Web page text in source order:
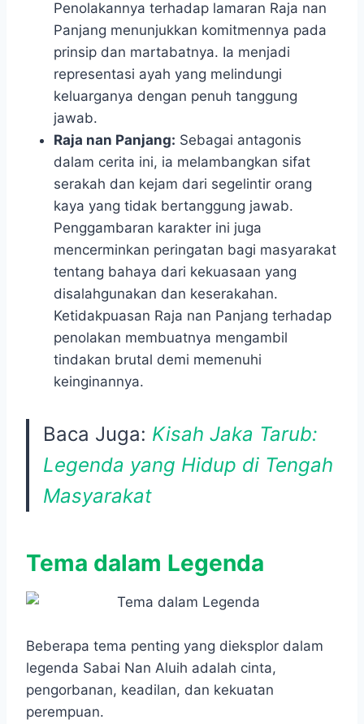
Penolakannya terhadap lamaran Raja nan
Panjang menunjukkan komitmennya pada
prinsip dan martabatnya. Ia menjadi
representasi ayah yang melindungi
keluarganya dengan penuh tanggung
jawab.
Raja nan Panjang: Sebagai antagonis
dalam cerita ini, ia melambangkan sifat
serakah dan kejam dari segelintir orang
kaya yang tidak bertanggung jawab.
Penggambaran karakter ini juga
mencerminkan peringatan bagi masyarakat
tentang bahaya dari kekuasaan yang
disalahgunakan dan keserakahan.
Ketidakpuasan Raja nan Panjang terhadap
penolakan membuatnya mengambil
tindakan brutal demi memenuhi
keinginannya.
Baca Juga: Kisah Jaka Tarub:
Legenda yang Hidup di Tengah
Masyarakat
Tema dalam Legenda
​Beberapa tema penting yang dieksplor dalam
legenda Sabai Nan Aluih adalah cinta,
pengorbanan, keadilan, dan kekuatan
perempuan.​